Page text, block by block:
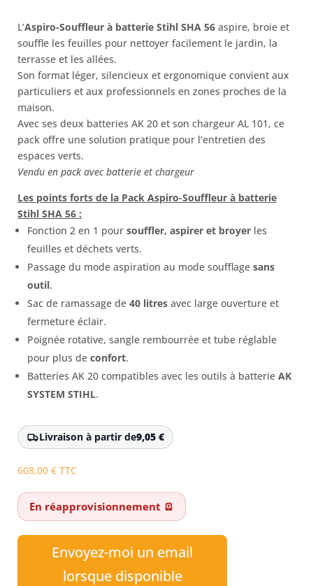
initial
était :
596,00 €.
actuel
est :
497,00 €.
L’Aspiro-Souffleur à batterie Stihl SHA 56 aspire, broie et
souffle les feuilles pour nettoyer facilement le jardin, la
terrasse et les allées.
Son format léger, silencieux et ergonomique convient aux
particuliers et aux professionnels en zones proches de la
maison.
Avec ses deux batteries AK 20 et son chargeur AL 101, ce
pack offre une solution pratique pour l’entretien des
espaces verts.
Vendu en pack avec batterie et chargeur
Les points forts de la Pack Aspiro-Souffleur à batterie
Stihl SHA 56 :
Fonction 2 en 1 pour souffler, aspirer et broyer les
feuilles et déchets verts.
Passage du mode aspiration au mode soufflage sans
outil.
Sac de ramassage de 40 litres avec large ouverture et
fermeture éclair.
Poignée rotative, sangle rembourrée et tube réglable
pour plus de confort.
Batteries AK 20 compatibles avec les outils à batterie AK
SYSTEM STIHL.
Livraison à partir de9,05 €
608,00 € TTC
En réapprovisionnement 🪫
Envoyez-moi un email
lorsque disponible